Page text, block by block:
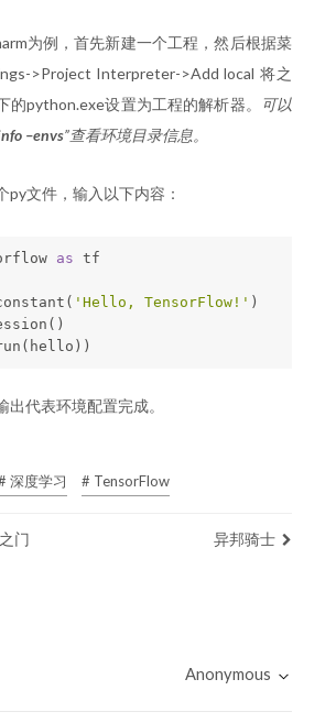
为例，首先新建一个工程，然后根据菜
>Project Interpreter->Add local 将之
的python.exe设置为工程的解析器。
可以
–envs”查看环境目录信息。
文件，输入以下内容：
as tf
'Hello, TensorFlow!' )
代表环境配置完成。
深度学习 # TensorFlow
门 异邦骑士
Anonymous